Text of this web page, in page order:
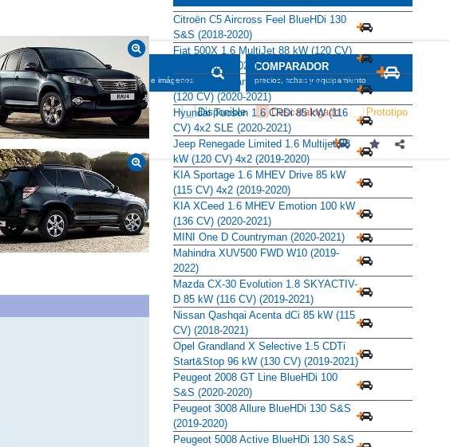
BUSCADOR
informaciones, fichas e imágenes
COMPARADOR
precios, fichas y equipamiento
Disponible Descatalogado Prototipo
Citroën C5 Aircross Feel BlueHDi 130
S&S (2018-2020)
Fiat 500X 1.6 MultiJet 88 kW (120 CV)
Cross (2019-2020)
Ford Kuga Titanium 1.5 EcoBlue 88 kW
(120 CV) (2020-2021)
Hyundai Tucson 1.6 CRDi 85 kW (116
CV) 4x2 SLE (2020-2021)
Jeep Renegade Limited 1.6 Multijet 88
kW (120 CV) 4x2 (2019-2020)
KIA Sportage 1.6 MHEV Drive 85 kW
(115 CV) 4x2 (2019-2020)
KIA XCeed 1.6 MHEV Emotion 100 kW
(136 CV) (2020-2021)
MINI One D Countryman (2020-2021)
Mahindra XUV500 FWD W10 (2019-
2022)
Mazda CX-30 Evolution 1.8 SKYACTIV-
D 85 kW (116 CV) (2019-2021)
Nissan Qashqai Acenta dCi 85 kW (115
CV) (2018-2021)
Opel Grandland X Selective 1.5 CDTi
Start&Stop 96 kW (130 CV) (2019-2021)
Peugeot 2008 GT Line BlueHDi 100
S&S (2020-2020)
Peugeot 3008 Allure BlueHDi 130 S&S
(2019-2020)
Peugeot 5008 Active BlueHDi 130 S&S